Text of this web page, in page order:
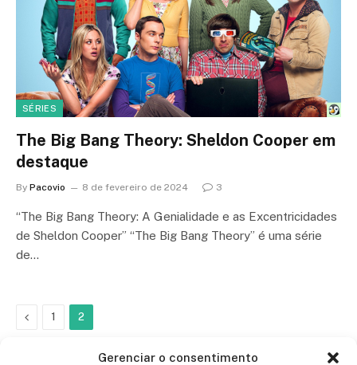
Gerenciar o consentimento
SÉRIES
The Big Bang Theory: Sheldon Cooper em
destaque
By Pacovio 8 de fevereiro de 2024 3
“The Big Bang Theory: A Genialidade e as Excentricidades
de Sheldon Cooper” “The Big Bang Theory” é uma série
de…
Previous
1 2